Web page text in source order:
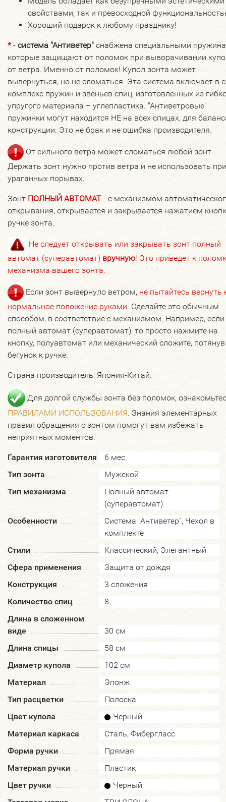
свойствами, так и превосходной
Хороший подарок к любому празднику!
* - система "Антиветер" снабжена специальными
которые защищают от поломок при выворачивании
от ветра. Именно от поломок! Купол зонта может
вывернуться, но не сломаться. Эта система включает в
комплекс пружин и звеньев спиц, изготовленных из
упругого материала – углепластика. "Антиветровые"
пружинки могут находится НЕ на всех спицах, для
конструкции. Это не брак и не ошибка производителя.
От сильного ветра может сломаться любой зонт.
Держать зонт нужно против ветра и не использовать при
ураганных порывах.
Зонт ПОЛНЫЙ АВТОМАТ - с механизмом
открывания, открывается и закрывается нажатием
ручке зонта.
Не следует открывать или закрывать зонт полный
автомат (суперавтомат) вручную! Это приведет к
механизма вашего зонта.
Если зонт вывернуло ветром, не пытайтесь вернуть
нормальное положение руками. Сделайте это обычным
способом, в соответствие с механизмом. Например, если
полный автомат (суперавтомат), то просто нажмите на
кнопку, полуавтомат или механический сложите, потянув
бегунок к ручке.
Страна производитель: Япония-Китай.
Для долгой службы зонта без поломок,
ПРАВИЛАМИ ИСПОЛЬЗОВАНИЯ. Знания элементарных
правил обращения с зонтом помогут вам избежать
неприятных моментов.
Гарантия изготовителя
6 мес.
Тип зонта
Мужской
Тип механизма
Полный автомат
(суперавтомат)
Особенности
Система "Антиветер", Чехол в
комплекте
Стили
Классический, Элегантный
Сфера применения
Защита от дождя
Конструкция
3 сложения
Количество спиц
8
Длина в сложенном
виде
30 см
Длина спицы
58 см
Диаметр купола
102 см
Материал
Эпонж
Тип расцветки
Полоска
Цвет купола
Черный
Материал каркаса
Сталь, Фибергласс
Форма ручки
Прямая
Материал ручки
Пластик
Цвет ручки
Черный